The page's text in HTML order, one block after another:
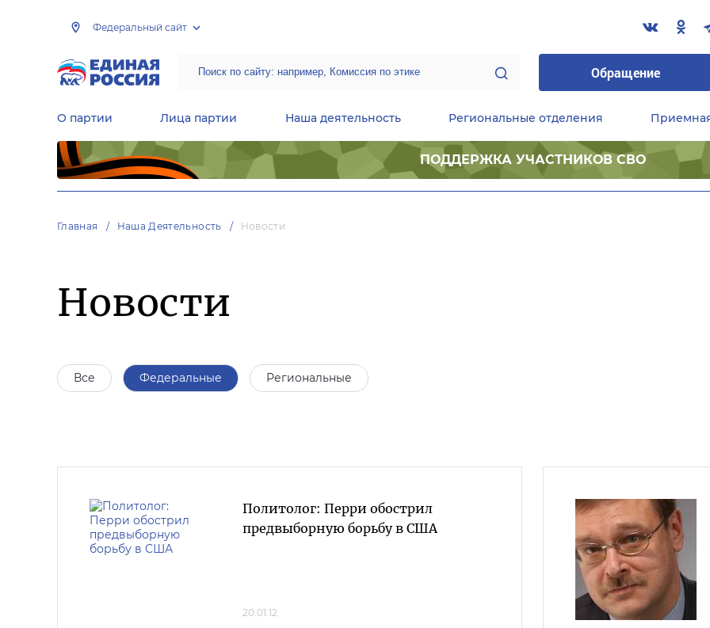
Федеральный сайт
Обращение
О партии Лица партии Наша деятельность Региональные отделения
ПОДДЕРЖКА УЧАСТНИКОВ СВО
Главная Наша Деятельность Новости
Новости
Все Федеральные Региональные
Политолог: Перри обострил
предвыборную борьбу в США
20.01.12